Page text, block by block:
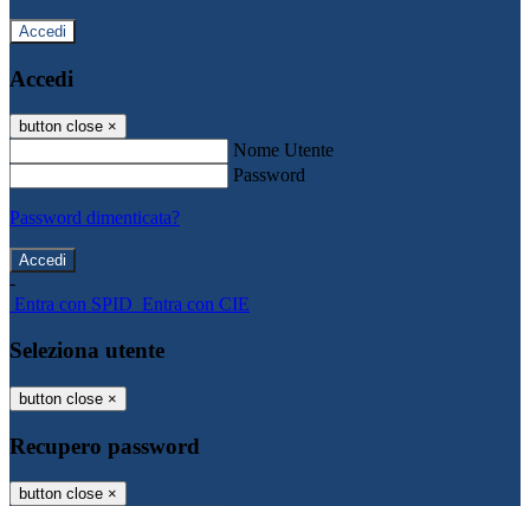
Accedi
Accedi
button close ×
Nome Utente
Password
Password dimenticata?
-
Entra con SPID Entra con CIE
Seleziona utente
button close ×
Recupero password
button close ×